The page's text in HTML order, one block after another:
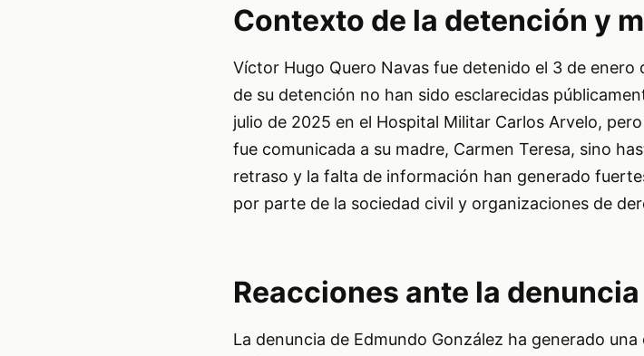
Contexto de la detención y
Víctor Hugo Quero Navas fue detenido el 3 de
de su detención no han sido esclarecidas
julio de 2025 en el Hospital Militar Carlos Arvelo,
fue comunicada a su madre, Carmen Teresa, sino
retraso y la falta de información han generado
por parte de la sociedad civil y organizaciones de
Reacciones ante la denuncia
La denuncia de Edmundo González ha generado